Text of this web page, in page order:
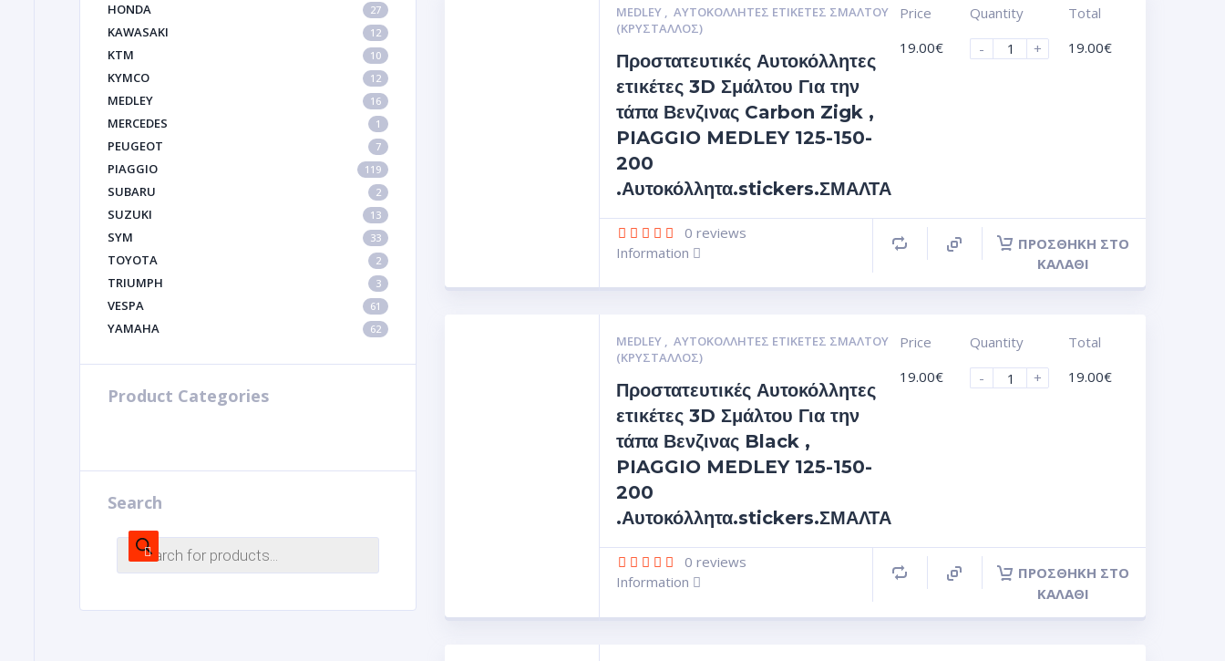
HONDA 27
KAWASAKI 12
KTM 10
KYMCO 12
MEDLEY 16
MERCEDES 1
PEUGEOT 7
PIAGGIO 119
SUBARU 2
SUZUKI 13
SYM 33
TOYOTA 2
TRIUMPH 3
VESPA 61
YAMAHA 62
Product Categories
Search
MEDLEY ,ΑΥΤΟΚΌΛΛΗΤΕΣ ΕΤΙΚΈΤΕΣ ΣΜΆΛΤΟΥ
(ΚΡΥΣΤΑΛΛΟΣ)
Προστατευτικές Αυτοκόλλητες
ετικέτες 3D Σμάλτου Για την
τάπα Βενζινας Carbon Zigk ,
PIAGGIO MEDLEY 125-150-
200
.Αυτοκόλλητα.stickers.ΣΜΑΛΤΑ
Price
19.00€
Quantity
-
+
Total
19.00€
0 reviews
Information
ΠΡΟΣΘΉΚΗ ΣΤΟ
ΚΑΛΆΘΙ
MEDLEY ,ΑΥΤΟΚΌΛΛΗΤΕΣ ΕΤΙΚΈΤΕΣ ΣΜΆΛΤΟΥ
(ΚΡΥΣΤΑΛΛΟΣ)
Προστατευτικές Αυτοκόλλητες
ετικέτες 3D Σμάλτου Για την
τάπα Βενζινας Black ,
PIAGGIO MEDLEY 125-150-
200
.Αυτοκόλλητα.stickers.ΣΜΑΛΤΑ
Price
19.00€
Quantity
-
+
Total
19.00€
0 reviews
Information
ΠΡΟΣΘΉΚΗ ΣΤΟ
ΚΑΛΆΘΙ